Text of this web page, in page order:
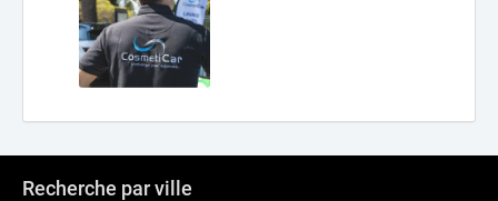
Recherche par ville